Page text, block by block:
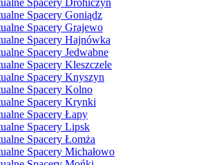
Spacery Drohiczyn
Spacery Goniądz
Spacery Grajewo
Spacery Hajnówka
Spacery Jedwabne
Spacery Kleszczele
Spacery Knyszyn
Spacery Kolno
Spacery Krynki
Spacery Łapy
Spacery Lipsk
Spacery Łomża
Spacery Michałowo